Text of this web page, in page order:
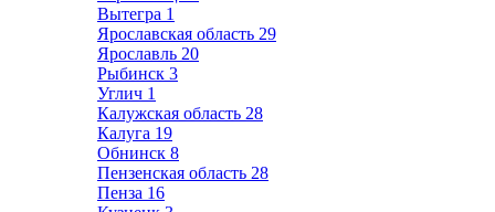
Вытегра 1
Ярославская область 29
Ярославль 20
Рыбинск 3
Углич 1
Калужская область 28
Калуга 19
Обнинск 8
Пензенская область 28
Пенза 16